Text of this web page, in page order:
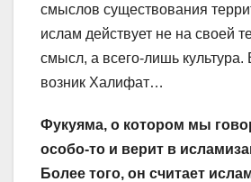
смыслов существования
ислам действует не на своей
смысл, а всего-лишь культура.
возник Халифат…
Фукуяма, о котором мы
особо-то и верит в
Более того, он считает